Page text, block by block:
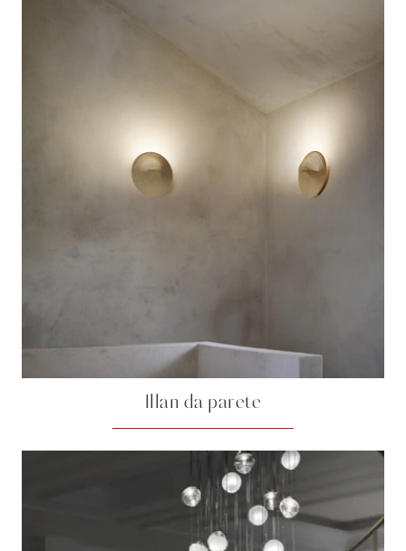
Illan da parete